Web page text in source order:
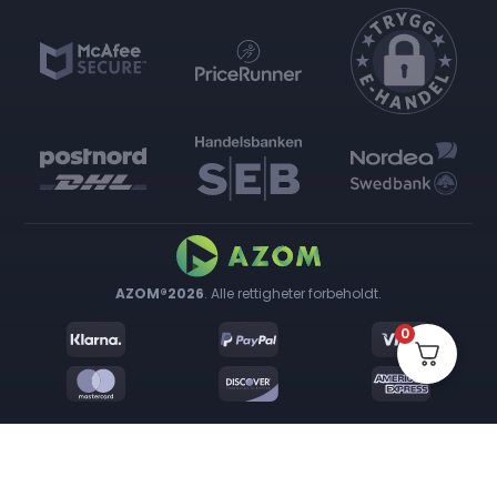
AZOM®2026. Alle rettigheter forbeholdt.
0